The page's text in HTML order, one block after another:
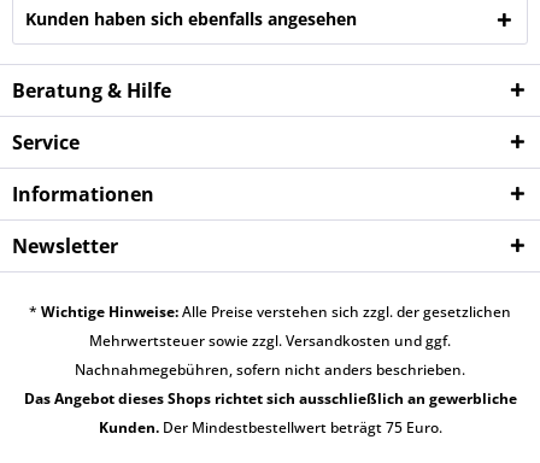
Kunden haben sich ebenfalls angesehen
Beratung & Hilfe
Service
Informationen
Newsletter
* Wichtige Hinweise:Alle Preise verstehen sich zzgl. der gesetzlichen
Mehrwertsteuer sowie zzgl.Versandkosten und ggf.
Nachnahmegebühren, sofern nicht anders beschrieben.
Das Angebot dieses Shops richtet sich ausschließlich an gewerbliche
Kunden.Der Mindestbestellwert beträgt 75 Euro.